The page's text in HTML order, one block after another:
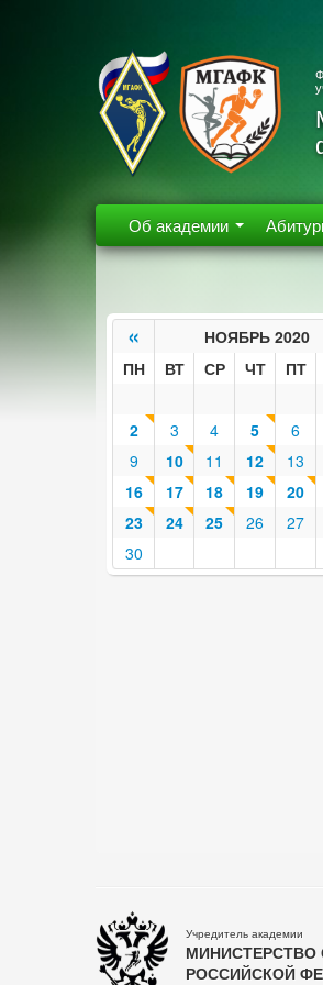
Об академии
« НОЯБРЬ 2020
ПН ВТ СР ЧТ ПТ
2
3 4 5 6
9
10 11 12 13
16
17 18 19 20
23
24 25 26 27
30
Учредитель академии
МИНИСТЕРСТВО
РОССИЙСКОЙ